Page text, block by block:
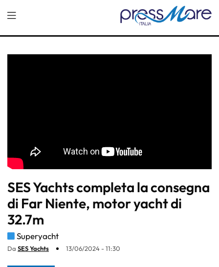
SES Yachts completa la consegna
di Far Niente, motor yacht di
32.7m
Superyacht
Da SES Yachts 13/06/2024 - 11:30